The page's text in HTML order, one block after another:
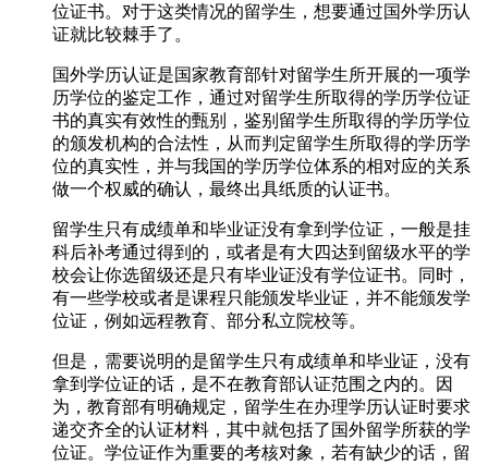
位证书。对于这类情况的留学生，想要通过国外学历认
证就比较棘手了。
国外学历认证是国家教育部针对留学生所开展的一项学
历学位的鉴定工作，通过对留学生所取得的学历学位证
书的真实有效性的甄别，鉴别留学生所取得的学历学位
的颁发机构的合法性，从而判定留学生所取得的学历学
位的真实性，并与我国的学历学位体系的相对应的关系
做一个权威的确认，最终出具纸质的认证书。
留学生只有成绩单和毕业证没有拿到学位证，一般是挂
科后补考通过得到的，或者是有大四达到留级水平的学
校会让你选留级还是只有毕业证没有学位证书。同时，
有一些学校或者是课程只能颁发毕业证，并不能颁发学
位证，例如远程教育、部分私立院校等。
但是，需要说明的是留学生只有成绩单和毕业证，没有
拿到学位证的话，是不在教育部认证范围之内的。因
为，教育部有明确规定，留学生在办理学历认证时要求
递交齐全的认证材料，其中就包括了国外留学所获的学
位证。学位证作为重要的考核对象，若有缺少的话，留